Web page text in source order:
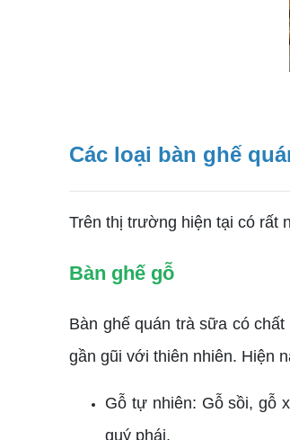
Các loại bàn ghế
Trên thị trường hiện tại có rất
Bàn ghế gỗ
Bàn ghế quán trà sữa có
gần gũi với thiên nhiên. Hiện
Gỗ tự nhiên: Gỗ sồi, gỗ
quý phái.